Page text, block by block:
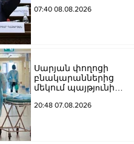
07:40 08.08.2026
Սարյան փողոցի
բնակարաններից
մեկում պայթյnւնի
տղամարդը
20:48 07.08.2026